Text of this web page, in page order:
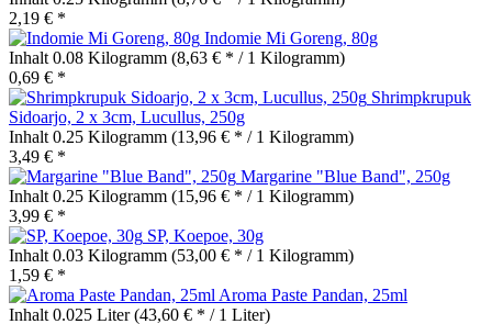
2,19 € *
Indomie Mi Goreng, 80g
Inhalt 0.08 Kilogramm (8,63 € * / 1 Kilogramm)
0,69 € *
Shrimpkrupuk
Sidoarjo, 2 x 3cm, Lucullus, 250g
Inhalt 0.25 Kilogramm (13,96 € * / 1 Kilogramm)
3,49 € *
Margarine "Blue Band", 250g
Inhalt 0.25 Kilogramm (15,96 € * / 1 Kilogramm)
3,99 € *
SP, Koepoe, 30g
Inhalt 0.03 Kilogramm (53,00 € * / 1 Kilogramm)
1,59 € *
Aroma Paste Pandan, 25ml
Inhalt 0.025 Liter(43,60 € * / 1 Liter)